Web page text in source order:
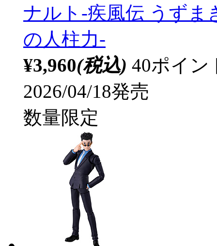
ナルト-疾風伝 うずま
の人柱力-
¥3,960(税込) 40ポイ
2026/04/18発売
数量限定